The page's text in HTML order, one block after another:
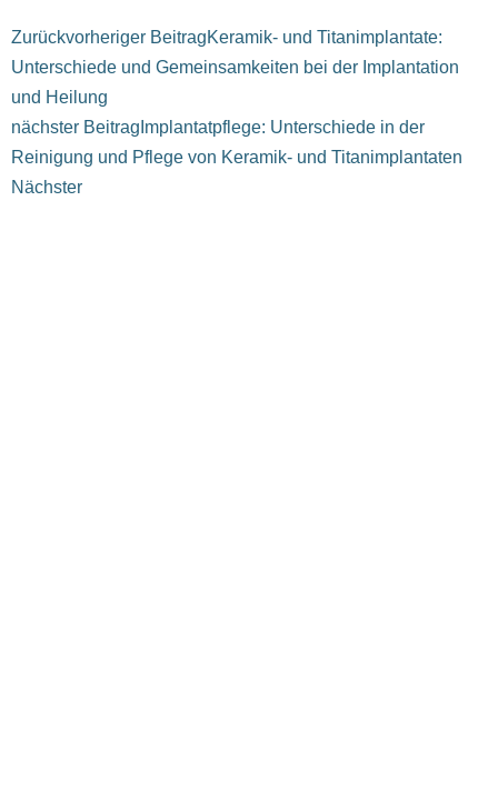
Zurückvorheriger BeitragKeramik- und Titanimplantate:
Unterschiede und Gemeinsamkeiten bei der Implantation
und Heilung
nächster BeitragImplantatpflege: Unterschiede in der
Reinigung und Pflege von Keramik- und Titanimplantaten
Nächster